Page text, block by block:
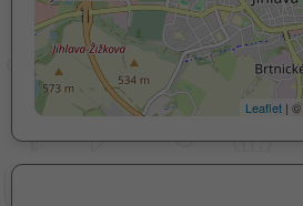
Leaflet | ©